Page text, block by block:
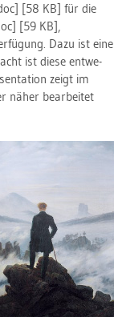
[58 KB] für die
[59 KB],
Dazu ist eine
ist diese ent­we­
zeigt im
näher be­ar­bei­tet